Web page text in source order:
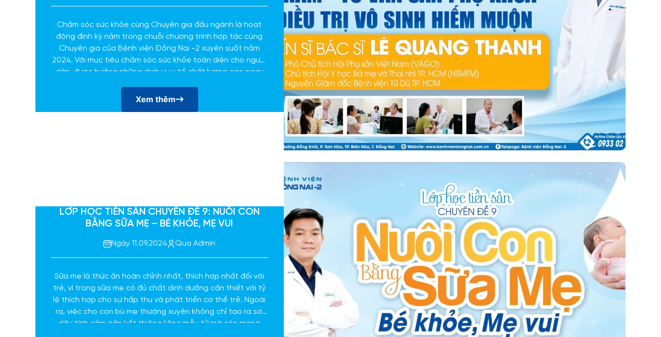
Chăm sóc sức khỏe cùng Chuyên gia đầu ngành là hoạt
động định kỳ nằm trong chuỗi chương trình hợp tác cùng
Chuyên gia của Bệnh viện Đồng Nai -2 xuyên suốt năm
2024. Với mục tiêu chăm sóc sức khỏe toàn diện cho người
dân, được hưởng những dịch vụ y tế chất lượng cao ngay
Xem thêm
LỚP HỌC TIỀN SẢN CHUYÊN ĐỀ 9: NUÔI CON
BẰNG SỮA MẸ – BÉ KHỎE, MẸ VUI
Ngày 11.09.2024 Qua Admin
Sữa mẹ là thức ăn hoàn chỉnh nhất, thích hợp nhất đối với
trẻ, vì trong sữa mẹ có đủ chất dinh dưỡng cần thiết với tỷ
lệ thích hợp cho sự hấp thụ và phát triển cơ thể trẻ. Ngoài
ra, việc cho con bú mẹ thường xuyên không chỉ tạo ra sợi
dây tình cảm gắn kết thiêng liêng mẫu tử mà còn mang